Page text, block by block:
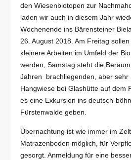
den Wiesenbiotopen zur
laden wir auch in diesem Jahr
Wochenende ins Bärensteiner
26. August 2018. Am Freitag
kleinere Arbeiten im Umfeld der
werden, Samstag steht die
Jahren brachliegenden, aber sehr
Hangwiese bei Glashütte auf dem
es eine Exkursion ins deutsch-
Fürstenwalde geben.
Übernachtung ist wie immer im
Matrazenboden möglich, für
gesorgt. Anmeldung für eine